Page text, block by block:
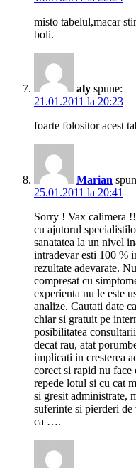
misto tabelul,macar
boli.
aly spune:
21.01.2011 la 20:23
foarte folositor acest
Marian
25.01.2011 la 20:41
Sorry ! Vax calimera
cu ajutorul
sanatatea la un nivel
intradevar esti 100 %
rezultate adevarate.
compresat cu
experienta nu le este
analize. Cautati date
chiar si gratuit pe
posibilitatea
decat rau, atat
implicati in cresterea
corect si rapid nu face
repede lotul si cu cat
si gresit administrate,
suferinte si pierderi
ca ….